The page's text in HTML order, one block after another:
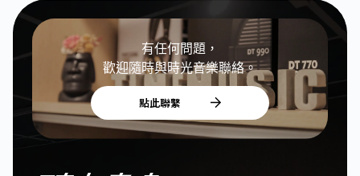
有任何問題，
歡迎隨時與時光音樂聯絡。
點此聯繫